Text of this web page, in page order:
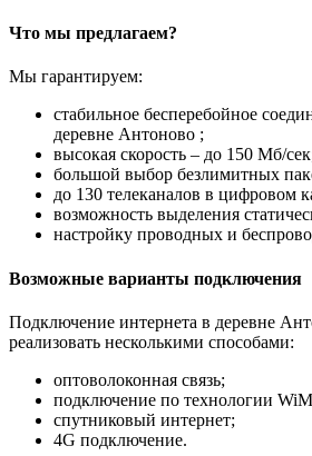
Что мы предлагаем?
Мы гарантируем:
стабильное бесперебойное
деревне Антоново ;
высокая скорость – до 150 Мб/
большой выбор безлимитных
до 130 телеканалов в цифровом
возможность выделения
настройку проводных и
Возможные варианты подключения
Подключение интернета в деревне
реализовать несколькими способами:
оптоволоконная связь;
подключение по технологии
спутниковый интернет;
4G подключение.